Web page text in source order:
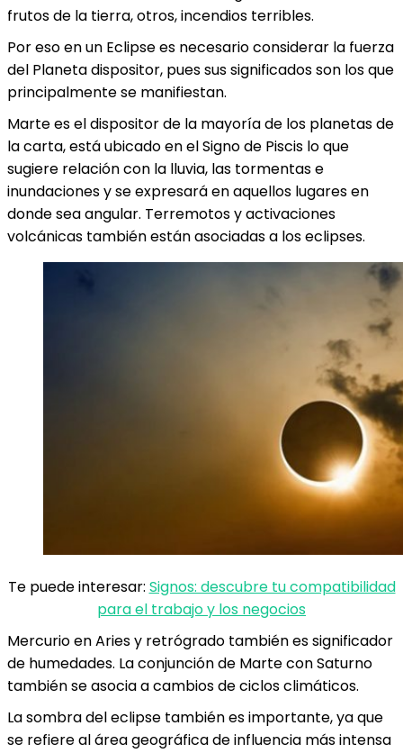
frutos de la tierra, otros, incendios terribles.
Por eso en un Eclipse es necesario considerar la fuerza
del Planeta dispositor, pues sus significados son los que
principalmente se manifiestan.
Marte es el dispositor de la mayoría de los planetas de
la carta, está ubicado en el Signo de Piscis lo que
sugiere relación con la lluvia, las tormentas e
inundaciones y se expresará en aquellos lugares en
donde sea angular. Terremotos y activaciones
volcánicas también están asociadas a los eclipses.
Te puede interesar: Signos: descubre tu compatibilidad
para el trabajo y los negocios
Mercurio en Aries y retrógrado también es significador
de humedades. La conjunción de Marte con Saturno
también se asocia a cambios de ciclos climáticos.
La sombra del eclipse también es importante, ya que
se refiere al área geográfica de influencia más intensa